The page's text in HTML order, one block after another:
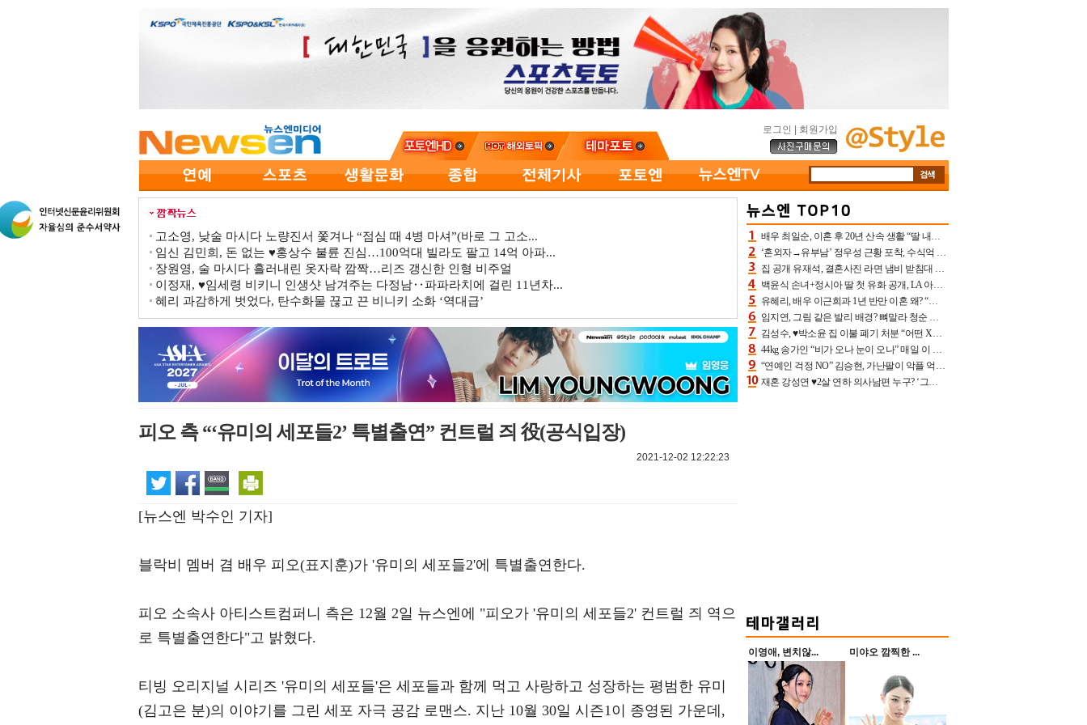
로그인 회원가입
고소영, 낮술 마시다 노량진서 쫓겨나 “점심 때 4병 마셔”(바로 그 고소...
임신 김민희, 돈 없는 ♥홍상수 불륜 진심…100억대 빌라도 팔고 14억 아파...
장원영, 술 마시다 흘러내린 옷자락 깜짝…리즈 갱신한 인형 비주얼
이정재, ♥임세령 비키니 인생샷 남겨주는 다정남‥파파라치에 걸린 11년차...
혜리 과감하게 벗었다, 탄수화물 끊고 끈 비니키 소화 ‘역대급’
피오 측 “‘유미의 세포들2’ 특별출연” 컨트럴 즤 役(공식입장)
2021-12-02 12:22:23
[뉴스엔 박수인 기자]
블락비 멤버 겸 배우 피오(표지훈)가 '유미의 세포들2'에 특별출연한다.
피오 소속사 아티스트컴퍼니 측은 12월 2일 뉴스엔에 "피오가 '유미의 세포들2' 컨트럴 즤 역으
로 특별출연한다"고 밝혔다.
티빙 오리지널 시리즈 '유미의 세포들'은 세포들과 함께 먹고 사랑하고 성장하는 평범한 유미
(김고은 분)의 이야기를 그린 세포 자극 공감 로맨스. 지난 10월 30일 시즌1이 종영된 가운데,
배우 최일순, 이혼 후 20년 산속 생활 “딸 내가 버렸다고 원망‥맘 아파”(특종)[어제TV]
‘혼외자→유부남’ 정우성 근황 포착, 수식억 해킹 피해 후배 만났다 “존경하는”
집 공개 유재석, 결혼사진 라면 냄비 받침대 되고 분노‥가족사진도 피해(놀뭐)[어제TV]
백윤식 손녀+정시아 딸 첫 유화 공개, LA 아트쇼→서울국제조각페스타 작가다운 수준급 실력
유혜리, 배우 이근희과 1년 반만 이혼 왜? “식칼 꽂고 의자 던져” 충격 폭로(특종)[어제TV]
임지연, 그림 같은 발리 배경? 뼈말라 청순 비키니 핏에 상대 안 되네
김성수, ♥박소윤 집 이불 폐기 처분 “어떤 X이랑 썼을지 몰라” 질투(신랑수업2)[어제TV]
44kg 송가인 “비가 오나 눈이 오나” 매일 이 운동, 허벅지 근육량 상승+체지방 감소
“연예인 걱정 NO” 김승현, 가난팔이 악플 억울할만‥아내+딸과 日 여행
재혼 강성연 ♥2살 연하 의사남편 누구? ‘그알’ 자문의에 훈남 비주얼 초엘리트 스펙 [종합]
이영애, 변치않... 미야오 깜찍한 ...